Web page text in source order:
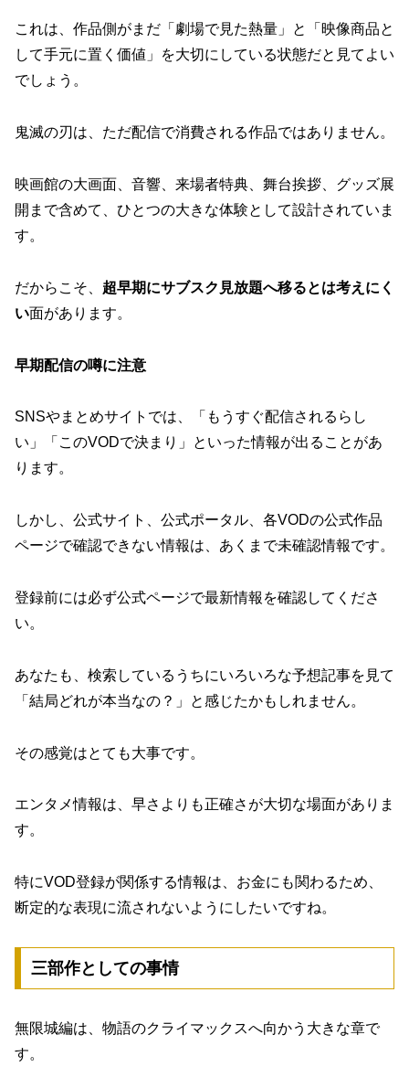
これは、作品側がまだ「劇場で見た熱量」と「映像商品と
して手元に置く価値」を大切にしている状態だと見てよい
でしょう。
鬼滅の刃は、ただ配信で消費される作品ではありません。
映画館の大画面、音響、来場者特典、舞台挨拶、グッズ展
開まで含めて、ひとつの大きな体験として設計されていま
す。
だからこそ、 超早期にサブスク見放題へ移るとは考えにく
い面があります。
早期配信の噂に注意
SNSやまとめサイトでは、「もうすぐ配信されるらし
い」「このVODで決まり」といった情報が出ることがあ
ります。
しかし、公式サイト、公式ポータル、各VODの公式作品
ページで確認できない情報は、あくまで未確認情報です。
登録前には必ず公式ページで最新情報を確認してくださ
い。
あなたも、検索しているうちにいろいろな予想記事を見て
「結局どれが本当なの？」と感じたかもしれません。
その感覚はとても大事です。
エンタメ情報は、早さよりも正確さが大切な場面がありま
す。
特にVOD登録が関係する情報は、お金にも関わるため、
断定的な表現に流されないようにしたいですね。
三部作としての事情
無限城編は、物語のクライマックスへ向かう大きな章で
す。